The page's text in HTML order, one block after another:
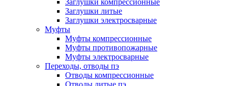
Заглушки компрессионные
Заглушки литые
Заглушки электросварные
Муфты
Муфты компрессионные
Муфты противопожарные
Муфты электросварные
Переходы, отводы пэ
Отводы компрессионные
Отводы литые пэ